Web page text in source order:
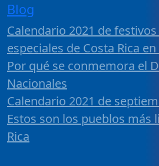
Blog
Calendario 2021 de
especiales de Costa Rica
Por qué se conmemora el
Nacionales
Calendario 2021 de
Estos son los pueblos más
Rica